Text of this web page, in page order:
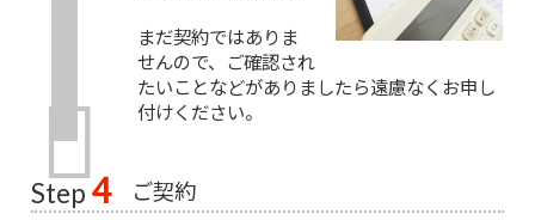
まだ契約ではありま
せんので、ご確認され
たいことなどがありましたら遠慮なくお申し
付けください。
Step 4 ご契約